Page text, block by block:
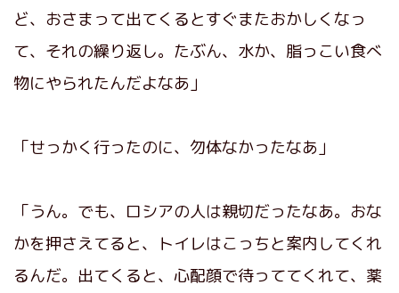
ど、おさまって出てくるとすぐまたおかしくなっ
て、それの繰り返し。たぶん、水か、脂っこい食べ
物にやられたんだよなあ」
「せっかく行ったのに、勿体なかったなあ」
「うん。でも、ロシアの人は親切だったなあ。おな
かを押さえてると、トイレはこっちと案内してくれ
るんだ。出てくると、心配顔で待っててくれて、薬